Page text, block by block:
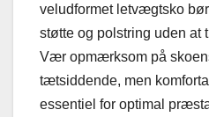
veludformet letvægtsko
støtte og polstring uden at
Vær opmærksom på
tætsiddende, men
essentiel for optimal